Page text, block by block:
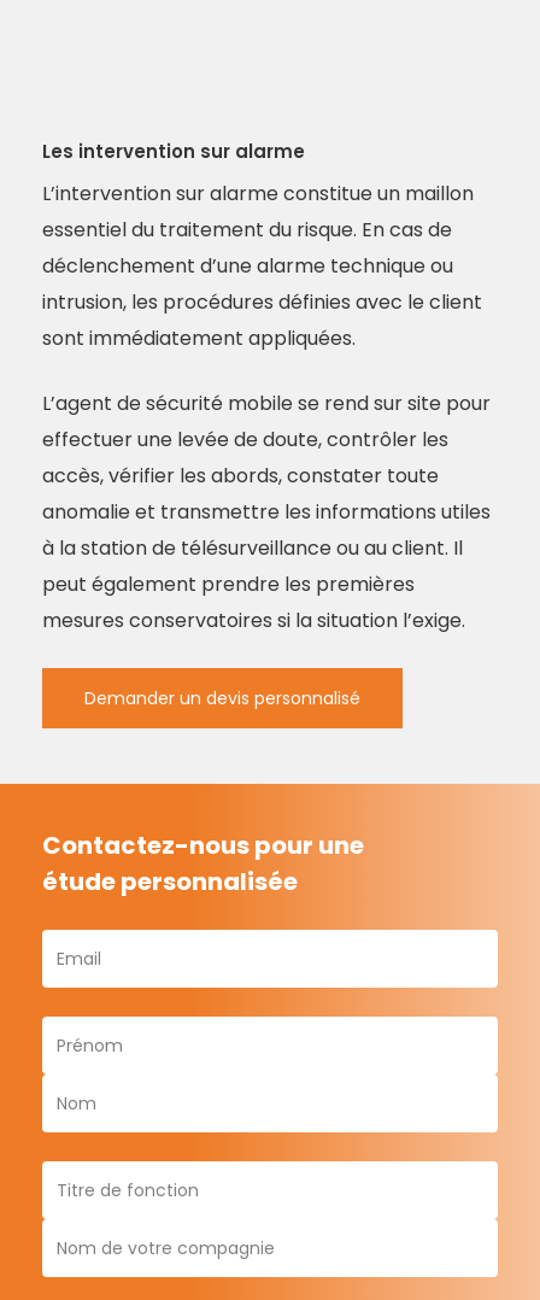
Les intervention sur alarme
L’intervention sur alarme constitue un maillon
essentiel du traitement du risque. En cas de
déclenchement d’une alarme technique ou
intrusion, les procédures définies avec le client
sont immédiatement appliquées.
L’agent de sécurité mobile se rend sur site pour
effectuer une levée de doute, contrôler les
accès, vérifier les abords, constater toute
anomalie et transmettre les informations utiles
à la station de télésurveillance ou au client. Il
peut également prendre les premières
mesures conservatoires si la situation l’exige.
Demander un devis personnalisé
Contactez-nous pour une
étude personnalisée